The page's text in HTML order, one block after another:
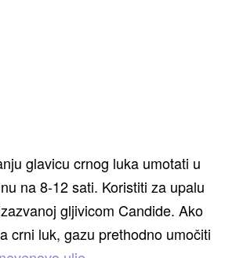
glavicu crnog luka umotati u
na 8-12 sati. Koristiti za upalu
gljivicom Candide. Ako
crni luk, gazu prethodno umočiti